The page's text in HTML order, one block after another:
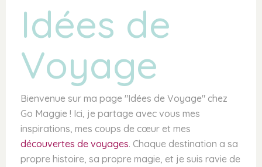
Idées de
Voyage
Bienvenue sur ma page "Idées de Voyage" chez
Go Maggie ! Ici, je partage avec vous mes
inspirations, mes coups de cœur et mes
découvertes de voyages. Chaque destination a sa
propre histoire, sa propre magie, et je suis ravie de